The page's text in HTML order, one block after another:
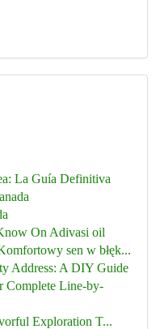
La Guía Definitiva
On Adivasi oil
sen w błęk...
Address: A DIY Guide
Complete Line-by-
Exploration T...